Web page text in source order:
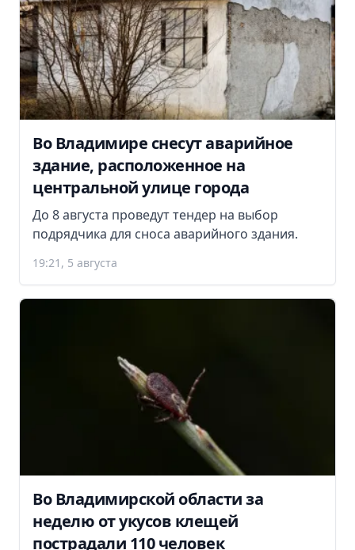
Во Владимире снесут аварийное
здание, расположенное на
центральной улице города
До 8 августа проведут тендер на выбор
подрядчика для сноса аварийного здания.
19:21, 5 августа
Во Владимирской области за
неделю от укусов клещей
пострадали 110 человек